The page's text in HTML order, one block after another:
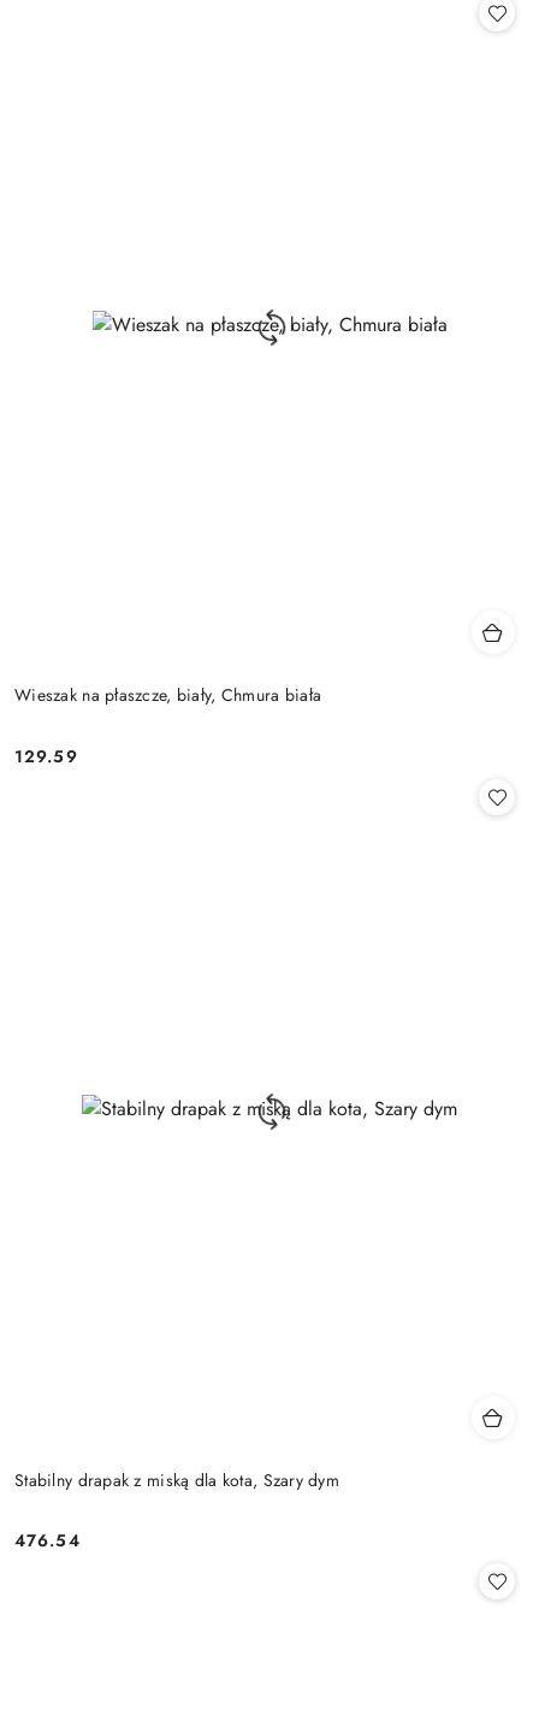
Wieszak na płaszcze, biały, Chmura biała
Cena:
129.59
Stabilny drapak z miską dla kota, Szary dym
Cena:
476.54